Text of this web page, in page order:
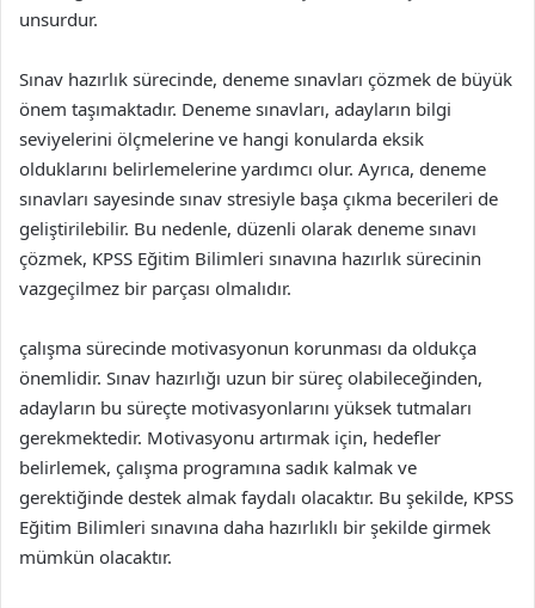
unsurdur.
Sınav hazırlık sürecinde, deneme sınavları çözmek de büyük
önem taşımaktadır. Deneme sınavları, adayların bilgi
seviyelerini ölçmelerine ve hangi konularda eksik
olduklarını belirlemelerine yardımcı olur. Ayrıca, deneme
sınavları sayesinde sınav stresiyle başa çıkma becerileri de
geliştirilebilir. Bu nedenle, düzenli olarak deneme sınavı
çözmek, KPSS Eğitim Bilimleri sınavına hazırlık sürecinin
vazgeçilmez bir parçası olmalıdır.
çalışma sürecinde motivasyonun korunması da oldukça
önemlidir. Sınav hazırlığı uzun bir süreç olabileceğinden,
adayların bu süreçte motivasyonlarını yüksek tutmaları
gerekmektedir. Motivasyonu artırmak için, hedefler
belirlemek, çalışma programına sadık kalmak ve
gerektiğinde destek almak faydalı olacaktır. Bu şekilde, KPSS
Eğitim Bilimleri sınavına daha hazırlıklı bir şekilde girmek
mümkün olacaktır.